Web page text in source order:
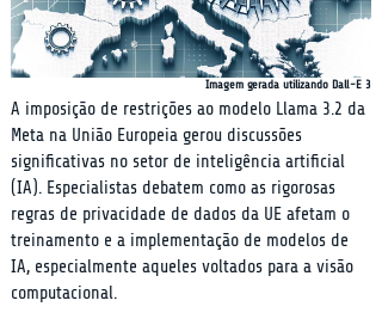
Imagem gerada utilizando Dall-E 3
A imposição de restrições ao modelo Llama 3.2 da
Meta na União Europeia gerou discussões
significativas no setor de inteligência artificial
(IA). Especialistas debatem como as rigorosas
regras de privacidade de dados da UE afetam o
treinamento e a implementação de modelos de
IA, especialmente aqueles voltados para a visão
computacional.